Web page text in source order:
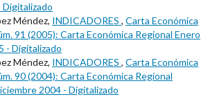
Digitalizado
Méndez, INDICADORES , Carta Económica
91 (2005): Carta Económica Regional Enero
- Digitalizado
Méndez, INDICADORES , Carta Económica
90 (2004): Carta Económica Regional
2004 - Digitalizado